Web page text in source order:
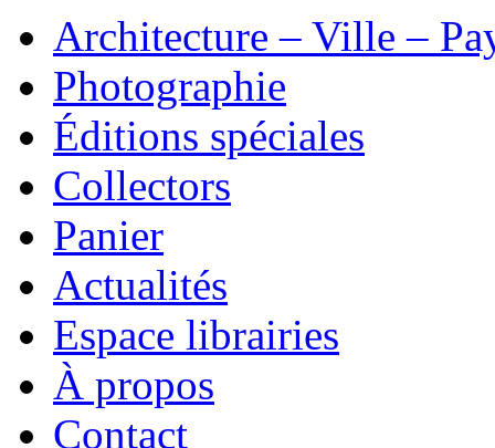
Architecture – Ville –
Photographie
Éditions spéciales
Collectors
Panier
Actualités
Espace librairies
À propos
Contact